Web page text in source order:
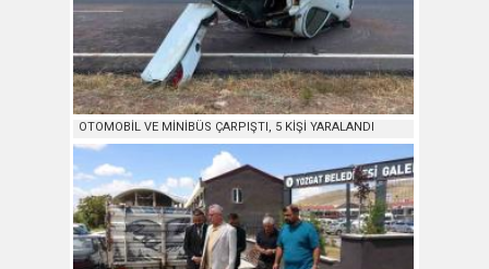
OTOMOBİL VE MİNİBÜS ÇARPIŞTI, 5 KİŞİ YARALANDI